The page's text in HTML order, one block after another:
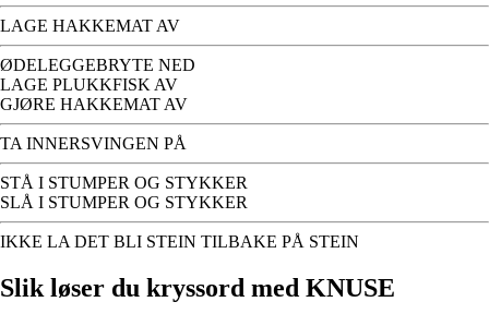
LAGE HAKKEMAT AV
ØDELEGGEBRYTE NED
LAGE PLUKKFISK AV
GJØRE HAKKEMAT AV
TA INNERSVINGEN PÅ
STÅ I STUMPER OG STYKKER
SLÅ I STUMPER OG STYKKER
IKKE LA DET BLI STEIN TILBAKE PÅ STEIN
Slik løser du kryssord med KNUSE